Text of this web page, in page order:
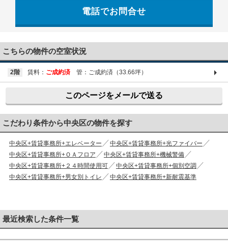
電話でお問合せ
こちらの物件の空室状況
2階 賃料： ご成約済 管：ご成約済（33.66坪）
このページをメールで送る
こだわり条件から中央区の物件を探す
中央区+賃貸事務所+エレベーター
中央区+賃貸事務所+光ファイバー
中央区+賃貸事務所+ＯＡフロア
中央区+賃貸事務所+機械警備
中央区+賃貸事務所+２４時間使用可
中央区+賃貸事務所+個別空調
中央区+賃貸事務所+男女別トイレ
中央区+賃貸事務所+新耐震基準
最近検索した条件一覧